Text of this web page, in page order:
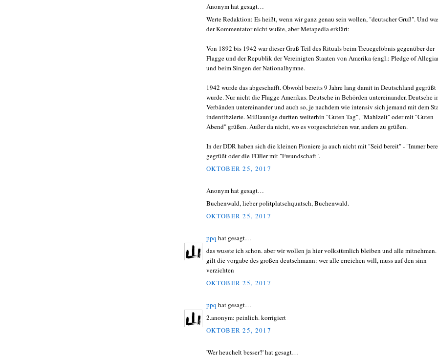
Anonym hat gesagt…
Werte Redaktion: Es heißt, wenn wir ganz genau sein wollen, "deutscher Gruß". Und
der Kommentator nicht wußte, aber Metapedia erklärt:
Von 1892 bis 1942 war dieser Gruß Teil des Rituals beim Treuegelöbnis gegenüber der
Flagge und der Republik der Vereinigten Staaten von Amerika (engl.: Pledge of
und beim Singen der Nationalhymne.
1942 wurde das abgeschafft. Obwohl bereits 9 Jahre lang damit in Deutschland gegrüßt
wurde. Nur nicht die Flagge Amerikas. Deutsche in Behörden untereinander, Deutsche
Verbänden untereinander und auch so, je nachdem wie intensiv sich jemand mit dem
indentifizierte. Mißlaunige durften weiterhin "Guten Tag", "Mahlzeit" oder mit "Guten
Abend" grüßen. Außer da nicht, wo es vorgeschrieben war, anders zu grüßen.
In der DDR haben sich die kleinen Pioniere ja auch nicht mit "Seid bereit" - "Immer
gegrüßt oder die FDJler mit "Freundschaft".
OKTOBER 25, 2017
Anonym hat gesagt…
Buchenwald, lieber politplatschquatsch, Buchenwald.
OKTOBER 25, 2017
ppq hat gesagt…
das wusste ich schon. aber wir wollen ja hier volkstümlich bleiben und alle mitnehmen.
gilt die vorgabe des großen deutschmann: wer alle erreichen will, muss auf den sinn
verzichten
OKTOBER 25, 2017
ppq hat gesagt…
2.anonym: peinlich. korrigiert
OKTOBER 25, 2017
'Wer heuchelt besser?' hat gesagt…